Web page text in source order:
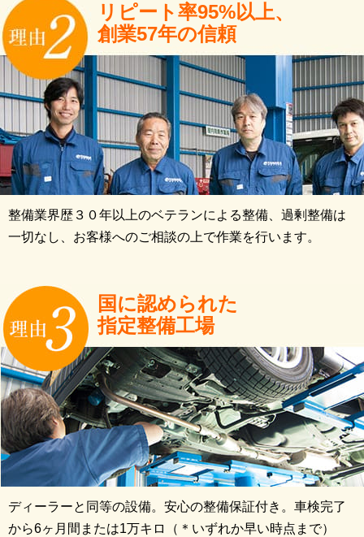
リピート率95%以上、
創業57年の信頼
整備業界歴３０年以上のベテランによる整備、過剰整備は
一切なし、お客様へのご相談の上で作業を行います。
国に認められた
指定整備工場
ディーラーと同等の設備。安心の整備保証付き。車検完了
から6ヶ月間または1万キロ（＊いずれか早い時点まで）